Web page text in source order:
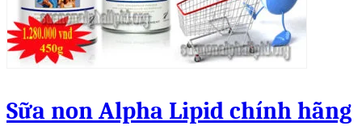
Sữa non Alpha Lipid chính hãng